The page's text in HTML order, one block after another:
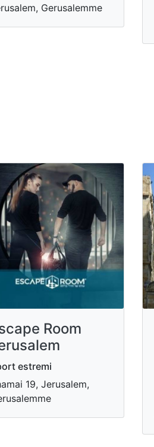
Gerusalemme
Room
estremi
19, Jerusalem,